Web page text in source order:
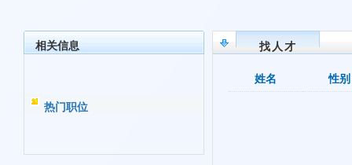
相关信息
热门职位
找人才
姓名 性别